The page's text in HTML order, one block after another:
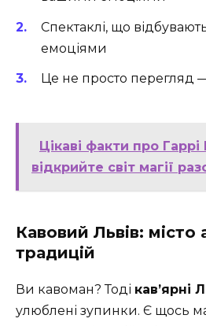
Спектаклі, що
емоціями
Це не просто перегляд
Цікаві факти про
відкрийте світ магії
Кавовий Львів: місто
традицій
Ви кавоман? Тоді кав’ярні
улюблені зупинки. Є щось